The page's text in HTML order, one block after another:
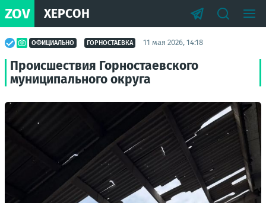
ZOV ХЕРСОН
ОФИЦИАЛЬНО ГОРНОСТАЕВКА 11 мая 2026, 14:18
Происшествия Горностаевского
муниципального округа